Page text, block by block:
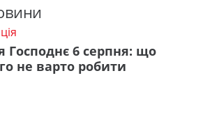
Господнє 6 серпня: що
не варто робити